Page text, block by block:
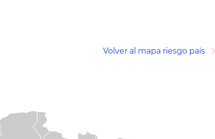
´Volver al mapa riesgo país